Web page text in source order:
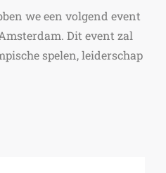
we een volgend event
Dit event zal
spelen, leiderschap